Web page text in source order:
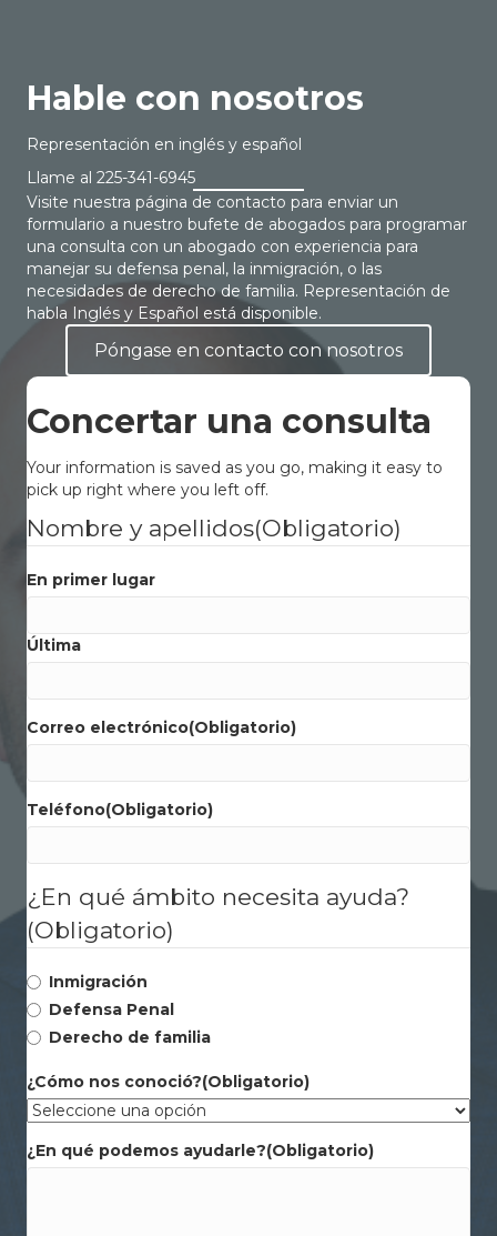
Hable con nosotros
Representación en inglés y español
Llame al 225-341-6945
Visite nuestra página de contacto para enviar un
formulario a nuestro bufete de abogados para programar
una consulta con un abogado con experiencia para
manejar su defensa penal, la inmigración, o las
necesidades de derecho de familia. Representación de
habla Inglés y Español está disponible.
Póngase en contacto con nosotros
Concertar una consulta
Your information is saved as you go, making it easy to
pick up right where you left off.
Nombre y apellidos(Obligatorio)
En primer lugar
Última
Correo electrónico(Obligatorio)
Teléfono(Obligatorio)
¿En qué ámbito necesita ayuda?
(Obligatorio)
Inmigración
Defensa Penal
Derecho de familia
¿Cómo nos conoció?(Obligatorio)
¿En qué podemos ayudarle?(Obligatorio)